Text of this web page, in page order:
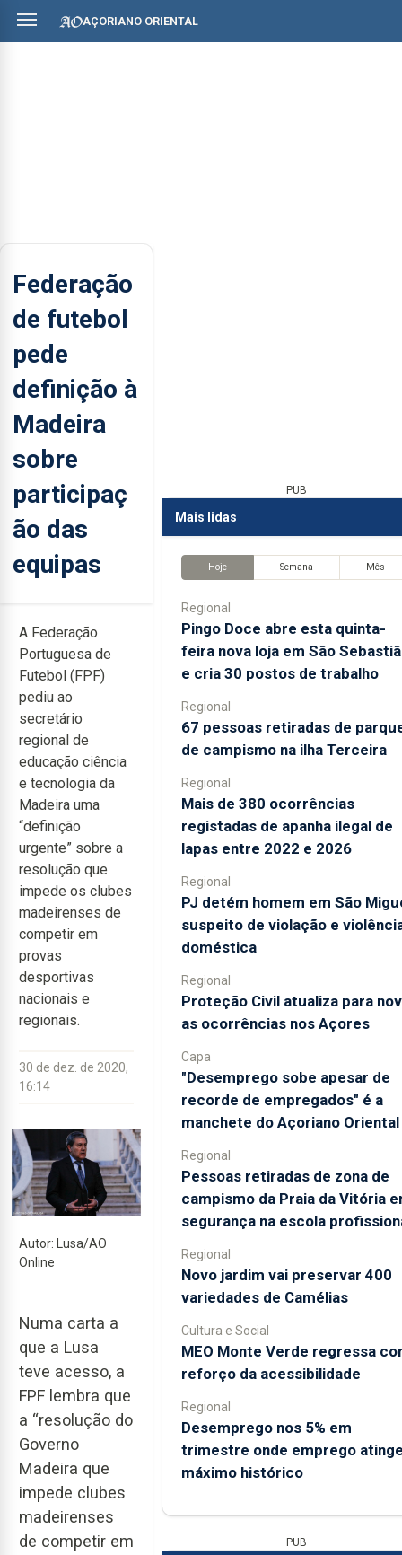
AÇORIANO ORIENTAL
Federação
de futebol
pede
definição à
Madeira
sobre
participaç
ão das
equipas
A Federação
Portuguesa de
Futebol (FPF)
pediu ao
secretário
regional de
educação ciência
e tecnologia da
Madeira uma
“definição
urgente” sobre a
resolução que
impede os clubes
madeirenses de
competir em
provas
desportivas
nacionais e
regionais.
30 de dez. de 2020,
16:14
Autor: Lusa/AO
Online
Numa carta a
que a Lusa
teve acesso, a
FPF lembra que
a “resolução do
Governo
Madeira que
impede clubes
madeirenses
de competir em
PUB
Mais lidas
Hoje Semana Mês
Regional
Pingo Doce abre esta quinta-
feira nova loja em São
e cria 30 postos de trabalho
Regional
67 pessoas retiradas de
de campismo na ilha Terceira
Regional
Mais de 380 ocorrências
registadas de apanha ilegal de
lapas entre 2022 e 2026
Regional
PJ detém homem em São
suspeito de violação e
doméstica
Regional
Proteção Civil atualiza para
as ocorrências nos Açores
Capa
"Desemprego sobe apesar de
recorde de empregados" é a
manchete do Açoriano Oriental
Regional
Pessoas retiradas de zona de
campismo da Praia da Vitória
segurança na escola
Regional
Novo jardim vai preservar 400
variedades de Camélias
Cultura e Social
MEO Monte Verde regressa
reforço da acessibilidade
Regional
Desemprego nos 5% em
trimestre onde emprego
máximo histórico
PUB